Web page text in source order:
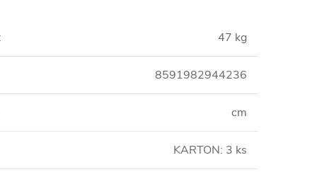
47 kg
8591982944236
cm
KARTON: 3 ks